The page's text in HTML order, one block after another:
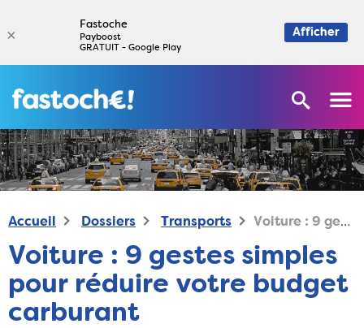
Accueil Dossiers Transports Voiture : 9 gestes simples pour réduire votre budget carburant
Voiture : 9 gestes simples
pour réduire votre budget
carburant
×
Fastoche
Payboost
GRATUIT - Google Play
Afficher